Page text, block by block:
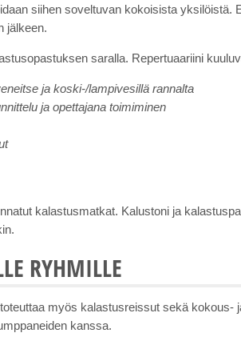
siihen soveltuvan kokoisista
jälkeen.
saralla. Repertuaariini
ja koski-/lampivesillä rannalta
ja opettajana toimiminen
kalastusmatkat. Kalustoni ja
RYHMILLE
myös kalastusreissut sekä
kanssa.